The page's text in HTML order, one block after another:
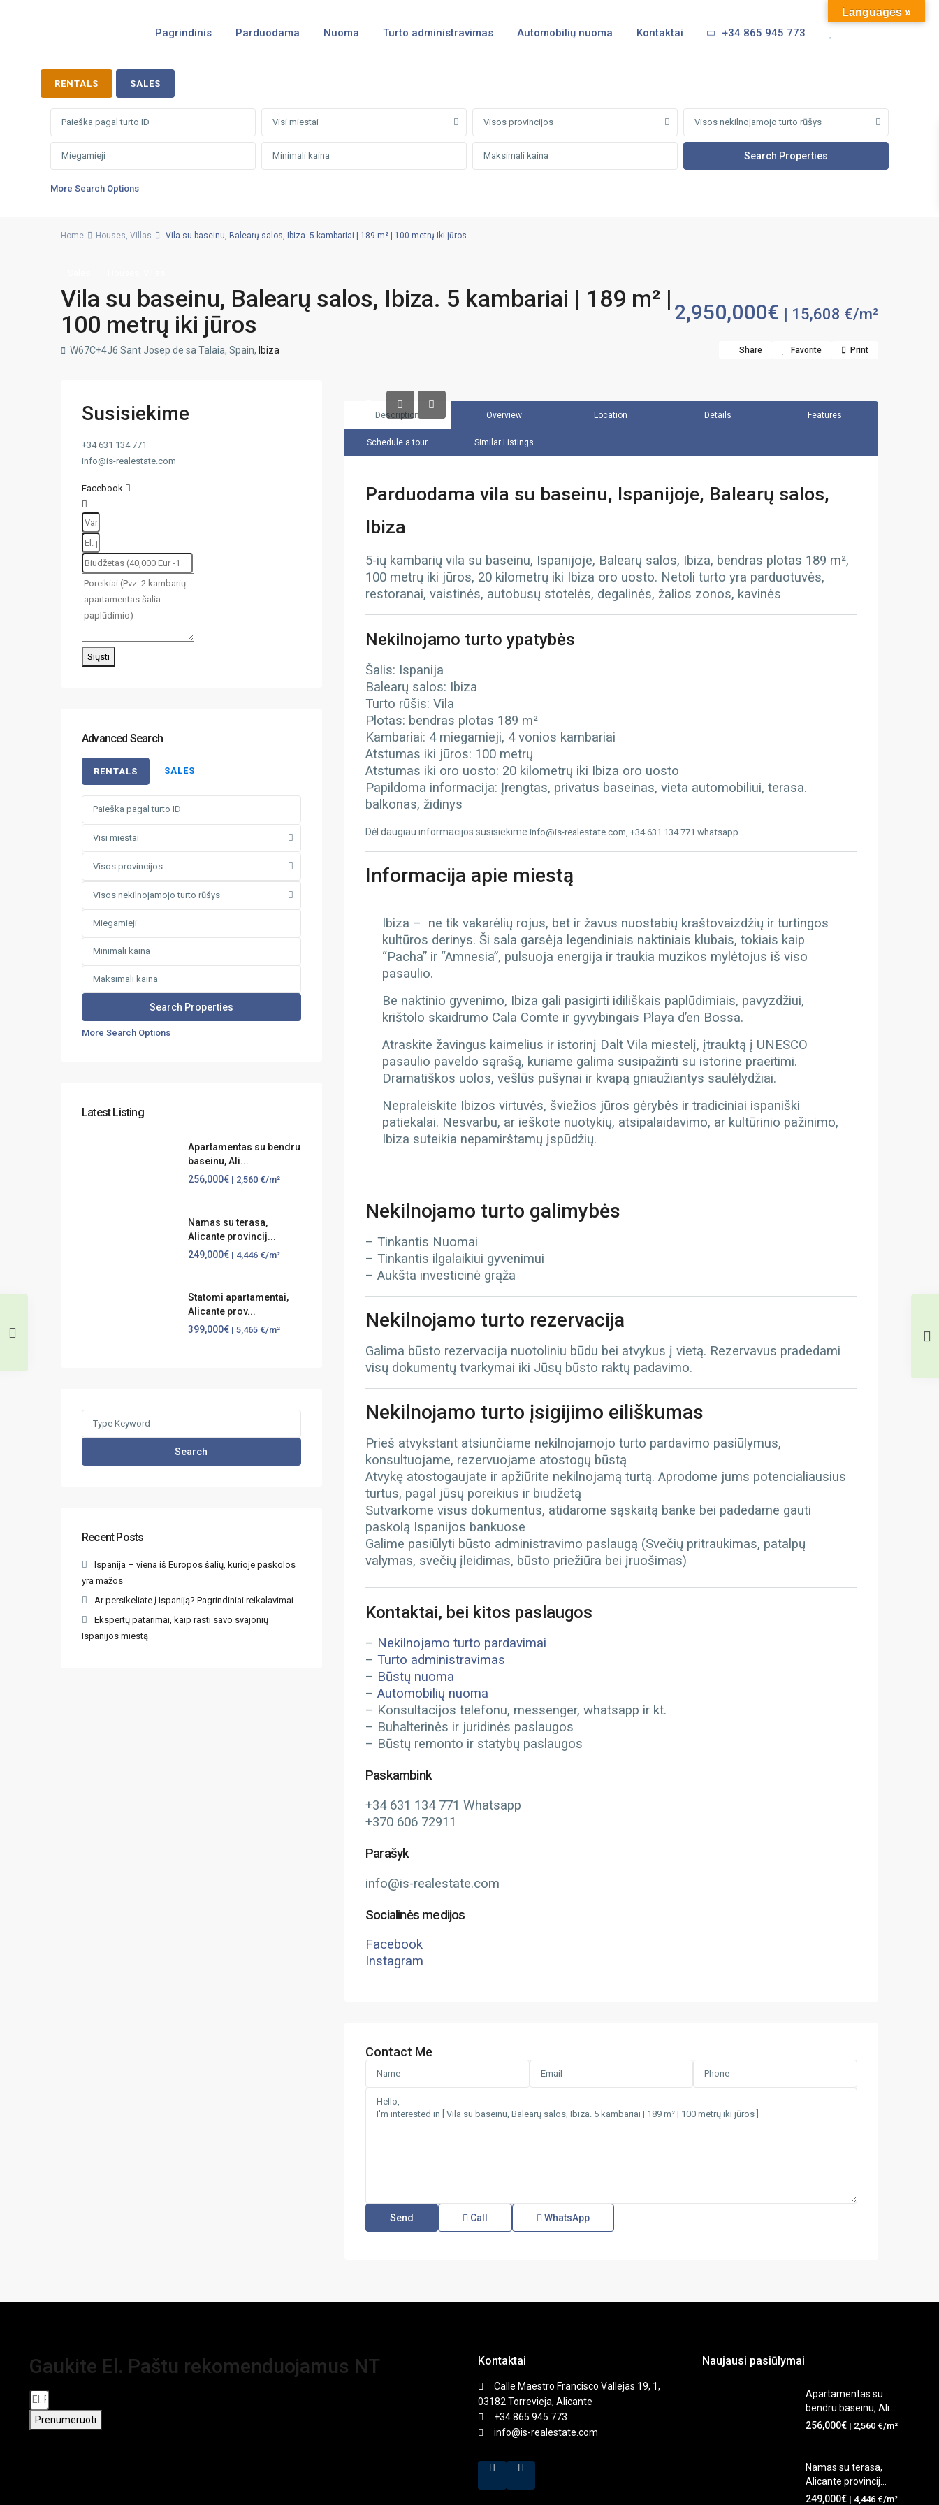
Pagrindinis Parduodama Nuoma Turto administravimas Automobilių nuoma Kontaktai +34 865 945 773
RENTALS SALES
Visi miestai Visos provincijos Visos nekilnojamojo turto rūšys
More Search Options
Home Houses, Villas Vila su baseinu, Balearų salos, Ibiza. 5 kambariai | 189 m² | 100 metrų iki jūros
Vila su baseinu, Balearų salos, Ibiza. 5 kambariai | 189 m² |
100 metrų iki jūros
2,950,000€ | 15,608 €/m²
W67C+4J6 Sant Josep de sa Talaia, Spain, Ibiza Share Favorite Print
Description Overview Location Details Features
Schedule a tour Similar Listings
Parduodama vila su baseinu, Ispanijoje, Balearų salos,
Ibiza
5-ių kambarių vila su baseinu, Ispanijoje, Balearų salos, Ibiza, bendras plotas 189 m²,
100 metrų iki jūros, 20 kilometrų iki Ibiza oro uosto. Netoli turto yra parduotuvės,
restoranai, vaistinės, autobusų stotelės, degalinės, žalios zonos, kavinės
Nekilnojamo turto ypatybės
Šalis: Ispanija
Balearų salos: Ibiza
Turto rūšis: Vila
Plotas: bendras plotas 189 m²
Kambariai: 4 miegamieji, 4 vonios kambariai
Atstumas iki jūros: 100 metrų
Atstumas iki oro uosto: 20 kilometrų iki Ibiza oro uosto
Papildoma informacija: Įrengtas, privatus baseinas, vieta automobiliui, terasa.
balkonas, židinys
Dėl daugiau informacijos susisiekime info@is-realestate.com, +34 631 134 771 whatsapp
Informacija apie miestą
Ibiza – ne tik vakarėlių rojus, bet ir žavus nuostabių kraštovaizdžių ir turtingos
kultūros derinys. Ši sala garsėja legendiniais naktiniais klubais, tokiais kaip
“Pacha” ir “Amnesia”, pulsuoja energija ir traukia muzikos mylėtojus iš viso
pasaulio.
Be naktinio gyvenimo, Ibiza gali pasigirti idiliškais paplūdimiais, pavyzdžiui,
krištolo skaidrumo Cala Comte ir gyvybingais Playa d’en Bossa.
Atraskite žavingus kaimelius ir istorinį Dalt Vila miestelį, įtrauktą į UNESCO
pasaulio paveldo sąrašą, kuriame galima susipažinti su istorine praeitimi.
Dramatiškos uolos, vešlūs pušynai ir kvapą gniaužiantys saulėlydžiai.
Nepraleiskite Ibizos virtuvės, šviežios jūros gėrybės ir tradiciniai ispaniški
patiekalai. Nesvarbu, ar ieškote nuotykių, atsipalaidavimo, ar kultūrinio pažinimo,
Ibiza suteikia nepamirštamų įspūdžių.
Nekilnojamo turto galimybės
– Tinkantis Nuomai
– Tinkantis ilgalaikiui gyvenimui
– Aukšta investicinė grąža
Nekilnojamo turto rezervacija
Galima būsto rezervacija nuotoliniu būdu bei atvykus į vietą. Rezervavus pradedami
visų dokumentų tvarkymai iki Jūsų būsto raktų padavimo.
Nekilnojamo turto įsigijimo eiliškumas
Prieš atvykstant atsiunčiame nekilnojamojo turto pardavimo pasiūlymus,
konsultuojame, rezervuojame atostogų būstą
Atvykę atostogaujate ir apžiūrite nekilnojamą turtą. Aprodome jums potencialiausius
turtus, pagal jūsų poreikius ir biudžetą
Sutvarkome visus dokumentus, atidarome sąskaitą banke bei padedame gauti
paskolą Ispanijos bankuose
Galime pasiūlyti būsto administravimo paslaugą (Svečių pritraukimas, patalpų
valymas, svečių įleidimas, būsto priežiūra bei įruošimas)
Kontaktai, bei kitos paslaugos
– Nekilnojamo turto pardavimai
– Turto administravimas
– Būstų nuoma
– Automobilių nuoma
– Konsultacijos telefonu, messenger, whatsapp ir kt.
– Buhalterinės ir juridinės paslaugos
– Būstų remonto ir statybų paslaugos
Paskambink
+34 631 134 771 Whatsapp
+370 606 72911
Parašyk
info@is-realestate.com
Socialinės medijos
Facebook
Instagram
Contact Me
Call WhatsApp
Susisiekime
+34 631 134 771
info@is-realestate.com
Facebook
Siųsti
Advanced Search
RENTALS SALES
Visi miestai
Visos provincijos
Visos nekilnojamojo turto rūšys
More Search Options
Latest Listing
Apartamentas su bendru
baseinu, Ali...
256,000€ | 2,560 €/m²
Namas su terasa,
Alicante provincij...
249,000€ | 4,446 €/m²
Statomi apartamentai,
Alicante prov...
399,000€ | 5,465 €/m²
Search
Recent Posts
Ispanija – viena iš Europos šalių, kurioje paskolos
yra mažos
Ar persikeliate į Ispaniją? Pagrindiniai reikalavimai
Ekspertų patarimai, kaip rasti savo svajonių
Ispanijos miestą
Gaukite El. Paštu rekomenduojamus NT
Prenumeruoti
Kontaktai
Calle Maestro Francisco Vallejas 19, 1,
03182 Torrevieja, Alicante
+34 865 945 773
info@is-realestate.com
Naujausi pasiūlymai
Apartamentas su
bendru baseinu, Ali...
256,000€ | 2,560 €/m²
Namas su terasa,
Alicante provincij...
249,000€ | 4,446 €/m²
Languages »